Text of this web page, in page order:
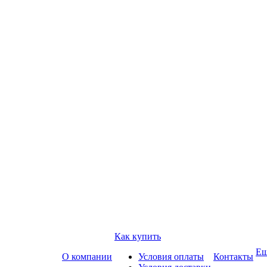
О компании
Как купить
Условия оплаты
Контакты